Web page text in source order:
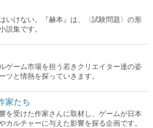
いけない。『赫本』は、〈試験問題〉の形
説集です。
ゲーム市場を担う若きクリエイター達の姿
ツと情熱を探っていきます。
家たち
を受けた作家さんに取材し、ゲームが日本
カルチャーに与えた影響を探る企画です。